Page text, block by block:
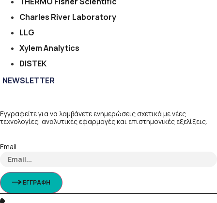
Charles River Laboratory
LLG
Xylem Analytics
DISTEK
NEWSLETTER
Εγγραφείτε για να λαμβάνετε ενημερώσεις σχετικά με νέες
τεχνολογίες, αναλυτικές εφαρμογές και επιστημονικές εξελίξεις.
Email
ΕΓΓΡΑΦΗ